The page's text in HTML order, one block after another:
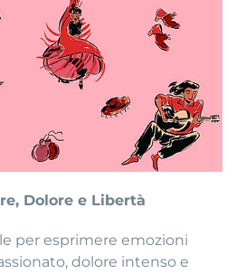
Dolore e Libertà
per esprimere emozioni
dolore intenso e